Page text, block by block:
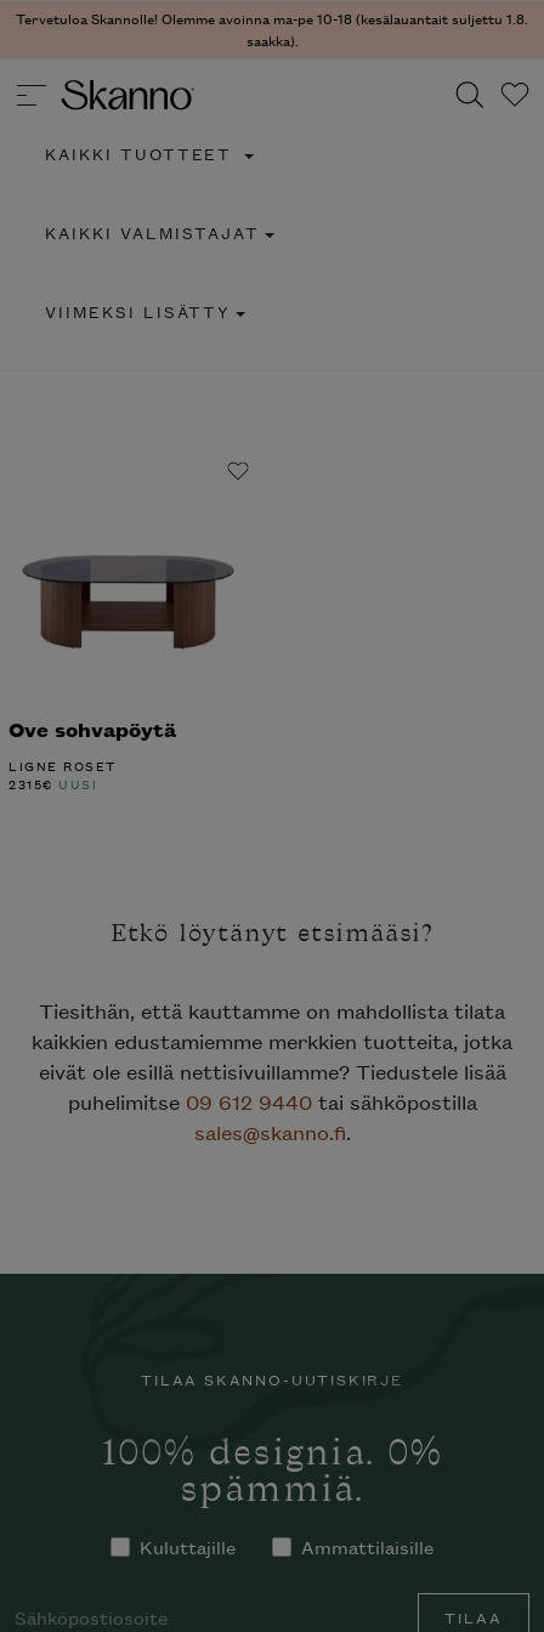
Tervetuloa Skannolle! Olemme avoinna ma-pe 10-18 (kesälauantait suljettu 1.8.
saakka).
Type 2 or more characters for results.
KAIKKI TUOTTEET
KAIKKI VALMISTAJAT
VIIMEKSI LISÄTTY
Ove sohvapöytä
LIGNE ROSET
2315€ UUSI
Etkö löytänyt etsimääsi?
Tiesithän, että kauttamme on mahdollista tilata
kaikkien edustamiemme merkkien tuotteita, jotka
eivät ole esillä nettisivuillamme? Tiedustele lisää
puhelimitse 09 612 9440tai sähköpostilla
sales@skanno.fi.
TILAA SKANNO-UUTISKIRJE
100% designia. 0%
spämmiä.
Kuluttajille Ammattilaisille
TILAA